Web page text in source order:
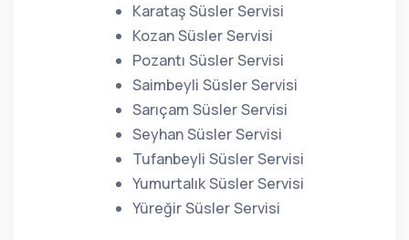
Karataş Süsler Servisi
Kozan Süsler Servisi
Pozantı Süsler Servisi
Saimbeyli Süsler Servisi
Sarıçam Süsler Servisi
Seyhan Süsler Servisi
Tufanbeyli Süsler Servisi
Yumurtalık Süsler Servisi
Yüreğir Süsler Servisi